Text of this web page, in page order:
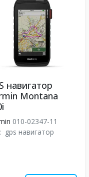
навигатор
Montana
010-02347-11
gps навигатор